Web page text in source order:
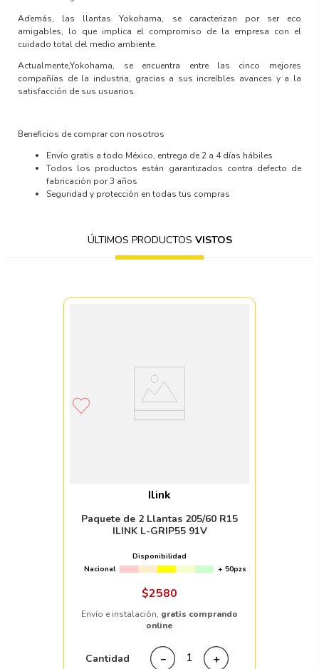
Además, las llantas Yokohama, se caracterizan por ser eco
amigables, lo que implica el compromiso de la empresa con el
cuidado total del medio ambiente.
Actualmente,Yokohama, se encuentra entre las cinco mejores
compañías de la industria, gracias a sus increíbles avances y a la
satisfacción de sus usuarios.
Beneficios de comprar con nosotros
Envío gratis a todo México, entrega de 2 a 4 días hábiles
Todos los productos están garantizados contra defecto de
fabricación por 3 años
Seguridad y protección en todas tus compras
ÚLTIMOS PRODUCTOS VISTOS
Ilink
Paquete de 2 Llantas 205/60 R15
ILINK L-GRIP55 91V
Disponibilidad
Nacional
+ 50pzs
$2580
Envío e instalación, gratis comprando
online
Cantidad ＋
－